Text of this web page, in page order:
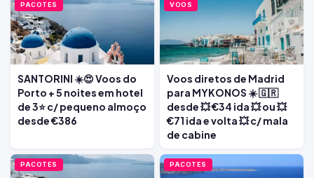
PACOTES
SANTORINI ☀️😍 Voos do
Porto + 5 noites em hotel
de 3⭐ c/ pequeno almoço
desde €386
VOOS
Voos diretos de Madrid
para MYKONOS ☀️ 🇬🇷
desde 💥 €34 ida 💥 ou 💥
€71 ida e volta 💥 c/ mala
de cabine
PACOTES PACOTES